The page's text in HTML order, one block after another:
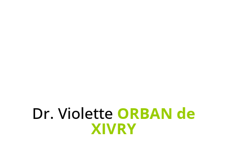
Accueil
FormationDr. Violette ORBAN de
XIVRY